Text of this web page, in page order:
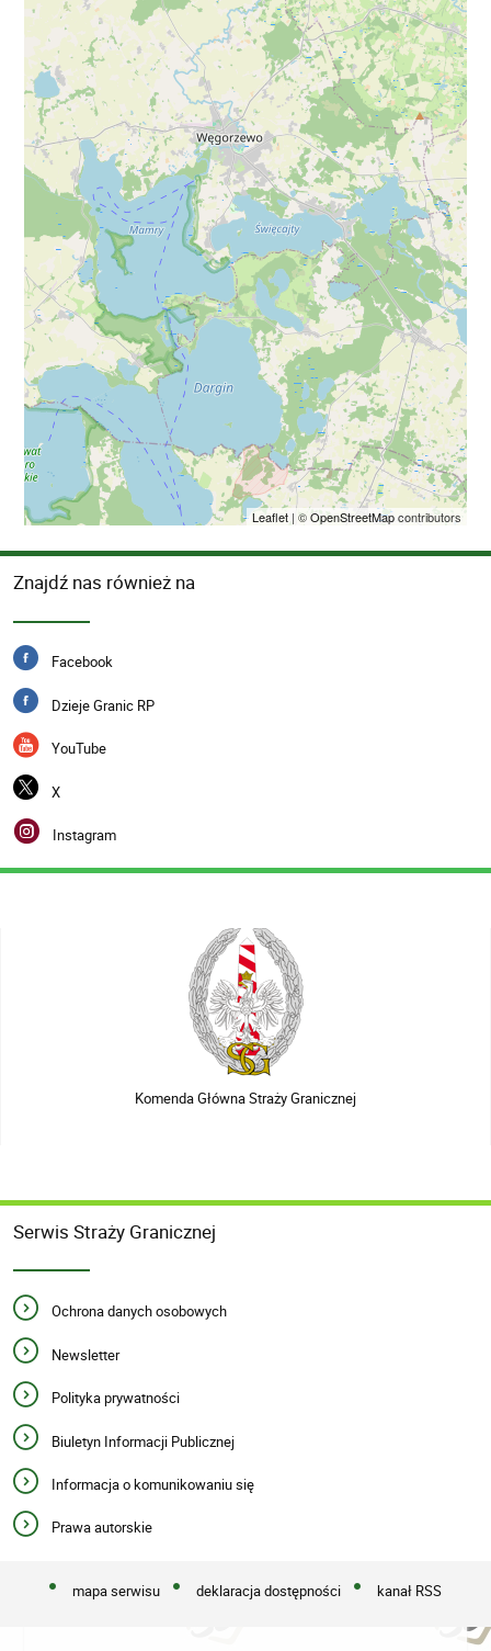
Leaflet| ©OpenStreetMapcontributors
Znajdź nas również na
Facebook
Dzieje Granic RP
YouTube
X
Instagram
Komenda Główna Straży Granicznej
Serwis Straży Granicznej
Ochrona danych osobowych
Newsletter
Polityka prywatności
Biuletyn Informacji Publicznej
Informacja o komunikowaniu się
Prawa autorskie
mapa serwisu deklaracja dostępności kanał RSS